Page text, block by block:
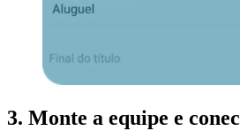
3. Monte a equipe e